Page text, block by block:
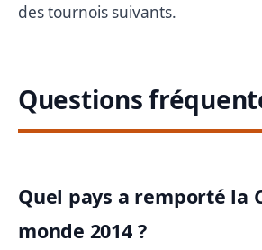
des tournois suivants.
Questions
Quel pays a remporté la
monde 2014 ?